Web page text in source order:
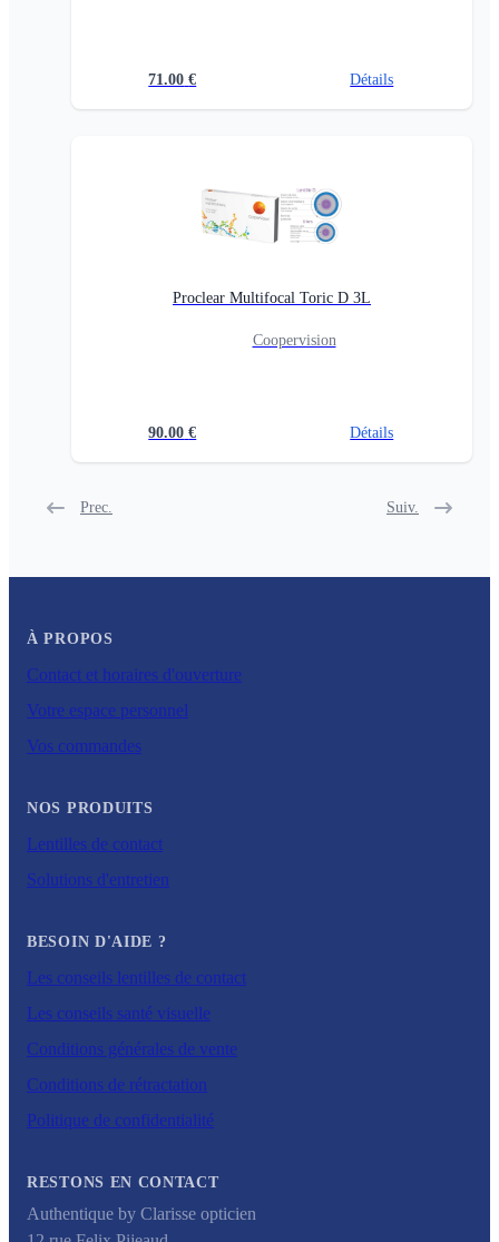
71.00 € Détails
Proclear Multifocal Toric D 3L
Coopervision
90.00 € Détails
Prec. Suiv.
À PROPOS
Contact et horaires d'ouverture
Votre espace personnel
Vos commandes
NOS PRODUITS
Lentilles de contact
Solutions d'entretien
BESOIN D'AIDE ?
Les conseils lentilles de contact
Les conseils santé visuelle
Conditions générales de vente
Conditions de rétractation
Politique de confidentialité
RESTONS EN CONTACT
Authentique by Clarisse opticien